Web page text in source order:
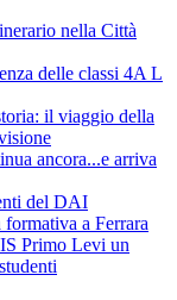
nella Città
delle classi 4A L
il viaggio della
ancora...e arriva
del DAI
a Ferrara
Primo Levi un